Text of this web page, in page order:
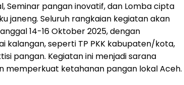
Seminar pangan inovatif, dan Lomba cipta
janeng. Seluruh rangkaian kegiatan akan
14-16 Oktober 2025, dengan
kalangan, seperti TP PKK kabupaten/kota,
pangan. Kegiatan ini menjadi sarana
memperkuat ketahanan pangan lokal Aceh.